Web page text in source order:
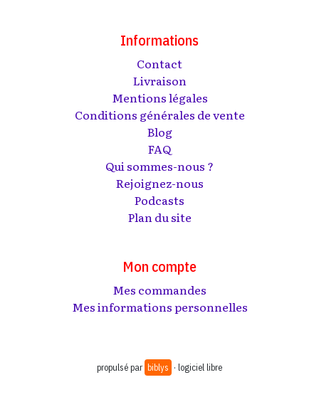
Informations
Contact
Livraison
Mentions légales
Conditions générales de vente
Blog
FAQ
Qui sommes-nous ?
Rejoignez-nous
Podcasts
Plan du site
Mon compte
Mes commandes
Mes informations personnelles
propulsé par biblys · logiciel libre